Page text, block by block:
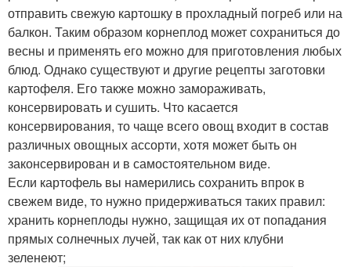
отправить свежую картошку в прохладный погреб или на
балкон. Таким образом корнеплод может сохраниться до
весны и применять его можно для приготовления любых
блюд. Однако существуют и другие рецепты заготовки
картофеля. Его также можно замораживать,
консервировать и сушить. Что касается
консервирования, то чаще всего овощ входит в состав
различных овощных ассорти, хотя может быть он
законсервирован и в самостоятельном виде.
Если картофель вы намерились сохранить впрок в
свежем виде, то нужно придерживаться таких правил:
хранить корнеплоды нужно, защищая их от попадания
прямых солнечных лучей, так как от них клубни
зеленеют;